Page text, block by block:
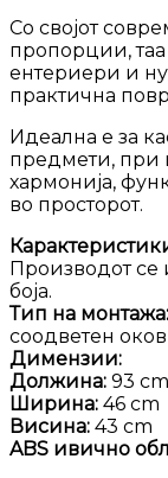
Со својот
пропорции,
ентериери и
практична
Идеална е за
предмети, при
хармонија,
во просторот.
Производот се
боја.
Тип на монтажа:
соодветен
Димензии:
Должина: 93 cm
Ширина: 46 cm
Висина: 43 cm
ABS ивично